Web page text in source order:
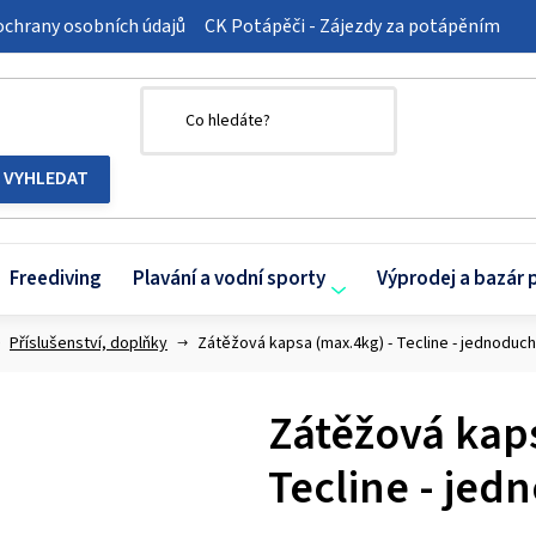
osobních údajů CK Potápěči - Zájezdy za potápěním
Freediving Plavání a vodní sporty Výprodej a bazár
Příslušenství, doplňky Zátěžová kapsa (max.4kg) - Tecline -
Zátěžová
Tecline -